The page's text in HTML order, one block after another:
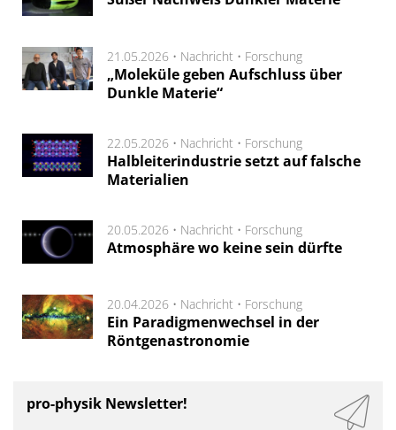
21.05.2026 • Nachricht • Forschung
„Moleküle geben Aufschluss über
Dunkle Materie“
22.05.2026 • Nachricht • Forschung
Halbleiterindustrie setzt auf falsche
Materialien
20.05.2026 • Nachricht • Forschung
Atmosphäre wo keine sein dürfte
20.04.2026 • Nachricht • Forschung
Ein Paradigmenwechsel in der
Röntgenastronomie
pro-physik Newsletter!